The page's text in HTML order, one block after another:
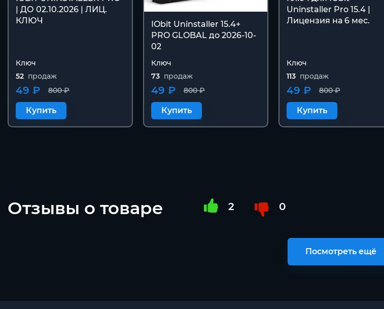
| ДО 02.10.2026 | ЛИЦ.
КЛЮЧ
Ключ
52 продаж
800 ₽
49 ₽
Купить
IObit Uninstaller 15.4+
PRO GLOBAL до 2026-10-
02
Ключ
73 продаж
800 ₽
49 ₽
Купить
Uninstaller Pro 15.4 |
Лицензия на 6 мес.
Ключ
113 продаж
800 ₽
49 ₽
Купить
Отзывы о товаре 2 0
Посмотреть ещё